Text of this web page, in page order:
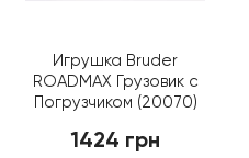
Игрушка Bruder
ROADMAX Грузовик с
Погрузчиком (20070)
1424 грн